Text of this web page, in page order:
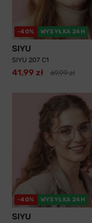
-40% WYSYŁKA 24H
SIYU
SIYU 207 C1
41,99 zł 69,99 zł
-40% WYSYŁKA 24H
SIYU